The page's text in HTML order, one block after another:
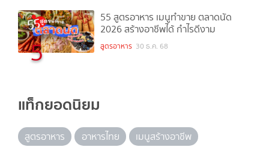
5
55 สูตรอาหาร เมนูทำขาย ตลาดนัด
2026 สร้างอาชีพได้ กำไรดีงาม
สูตรอาหาร 30 ธ.ค. 68
แท็กยอดนิยม
สูตรอาหาร อาหารไทย
เมนูสร้างอาชีพ